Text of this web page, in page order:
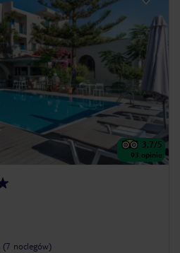
3.7/5
93 opinie
(7 noclegów)